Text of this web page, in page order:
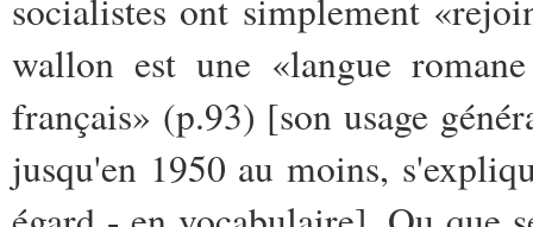
socialistes ont simplement
wallon est une «langue
français» (p.93) [son usage
jusqu'en 1950 au moins,